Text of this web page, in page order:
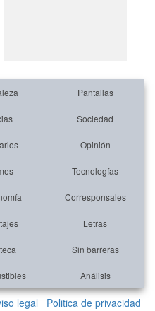
Pantallas
Sociedad
Opinión
Tecnologías
Corresponsales
Letras
Sin barreras
Análisis
legal Politica de privacidad